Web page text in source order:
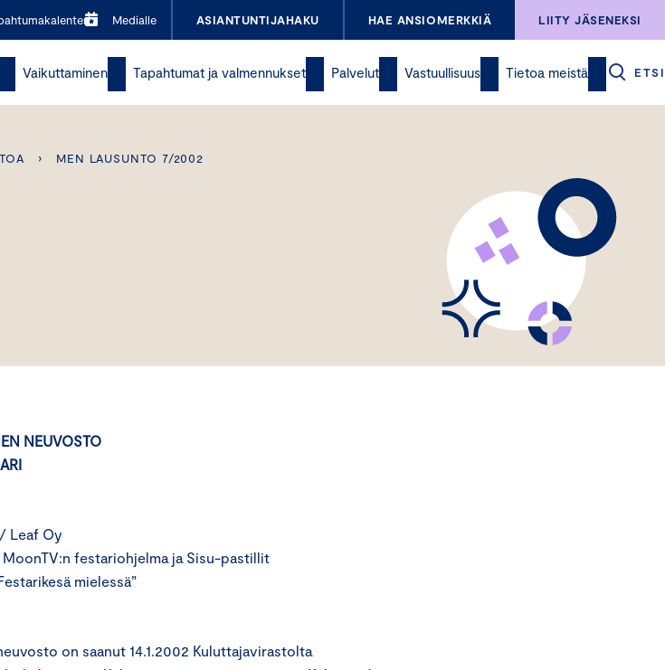
Medialle ASIANTUNTIJAHAKU HAE ANSIOMERKKIÄ LIITY JÄSENEKSI
Vaikuttaminen Tapahtumat ja valmennukset Palvelut Vastuullisuus Tietoa meistä ETSI
› MEN LAUSUNTO 7/2002
NEUVOSTO
Leaf Oy
MoonTV:n festariohjelma ja Sisu-pastillit
mielessä”
on saanut 14.1.2002 Kuluttajavirastolta